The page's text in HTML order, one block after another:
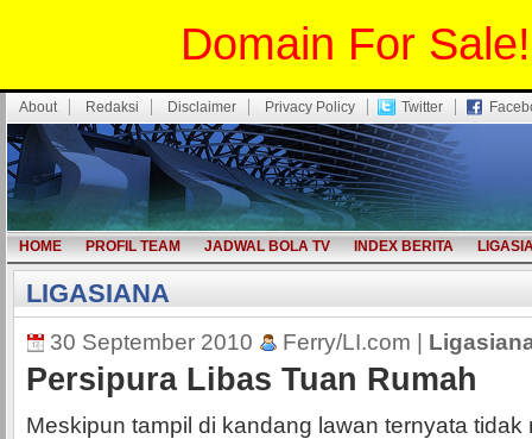
Domain For
About Redaksi Disclaimer Privacy Policy Twitter
HOME PROFIL TEAM JADWAL BOLA TV INDEX BERITA
LIGASIANA
30 September 2010 Ferry/LI.com |
Persipura Libas Tuan Rumah
Meskipun tampil di kandang lawan ternyata tidak